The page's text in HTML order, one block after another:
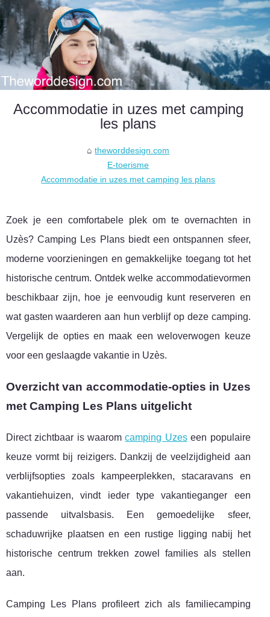
Accommodatie in uzes met camping
les plans
theworddesign.com
E-toerisme
Accommodatie in uzes met camping les plans
Zoek je een comfortabele plek om te overnachten in
Uzès? Camping Les Plans biedt een ontspannen sfeer,
moderne voorzieningen en gemakkelijke toegang tot het
historische centrum. Ontdek welke accommodatievormen
beschikbaar zijn, hoe je eenvoudig kunt reserveren en
wat gasten waarderen aan hun verblijf op deze camping.
Vergelijk de opties en maak een weloverwogen keuze
voor een geslaagde vakantie in Uzès.
Overzicht van accommodatie-opties in Uzes
met Camping Les Plans uitgelicht
Direct zichtbaar is waaromcamping Uzeseen populaire
keuze vormt bij reizigers. Dankzij de veelzijdigheid aan
verblijfsopties zoals kampeerplekken, stacaravans en
vakantiehuizen, vindt ieder type vakantieganger een
passende uitvalsbasis. Een gemoedelijke sfeer,
schaduwrijke plaatsen en een rustige ligging nabij het
historische centrum trekken zowel families als stellen
aan.
Camping Les Plans profileert zich als familiecamping